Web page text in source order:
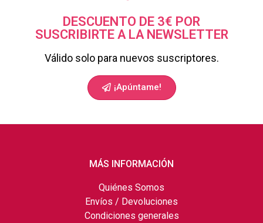
DESCUENTO DE 3€ POR
SUSCRIBIRTE A LA NEWSLETTER
Válido solo para nuevos suscriptores.
¡Apúntame!
MÁS INFORMACIÓN
Quiénes Somos
Envíos / Devoluciones
Condiciones generales